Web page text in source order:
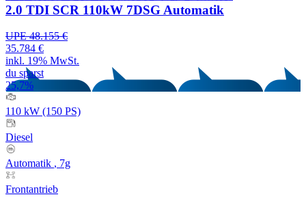
2.0 TDI SCR 110kW 7DSG Automatik
UPE 48.155 €
35.784 €
inkl. 19% MwSt.
du sparst
25,7%
110 kW (150 PS)
Diesel
Automatik , 7g
Frontantrieb